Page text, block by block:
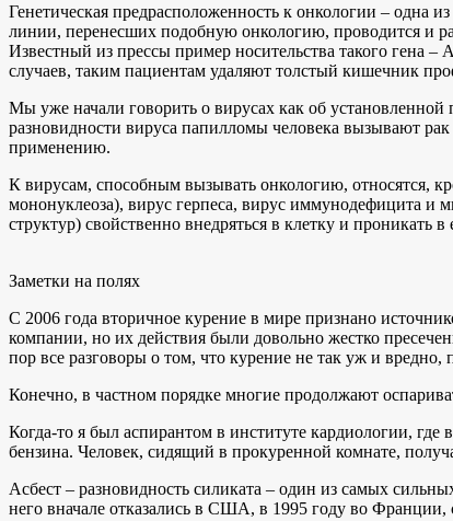
Генетическая предрасположенность к онкологии – одна
линии, перенесших подобную онкологию, проводится и
Известный из прессы пример носительства такого гена
случаев, таким пациентам удаляют толстый кишечник
Мы уже начали говорить о вирусах как об
разновидности вируса папилломы человека вызывают
применению.
К вирусам, способным вызывать онкологию, относятся,
мононуклеоза), вирус герпеса, вирус иммунодефицита
структур) свойственно внедряться в клетку и проникать
Заметки на полях
С 2006 года вторичное курение в мире признано
компании, но их действия были довольно жестко
пор все разговоры о том, что курение не так уж и вредно,
Конечно, в частном порядке многие продолжают
Когда-то я был аспирантом в институте кардиологии, где
бензина. Человек, сидящий в прокуренной комнате,
Асбест – разновидность силиката – один из самых
него вначале отказались в США, в 1995 году во